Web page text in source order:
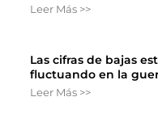
Leer Más >>
Las cifras de bajas
fluctuando en la
Leer Más >>